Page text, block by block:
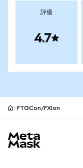
評価
4.7
FTGCon/FXIon